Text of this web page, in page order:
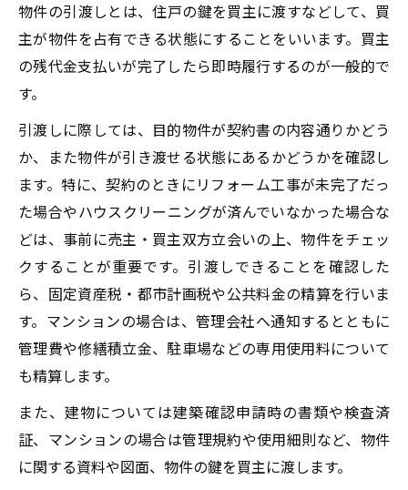
物件の引渡しとは、住戸の鍵を買主に渡すなどして、買
主が物件を占有できる状態にすることをいいます。買主
の残代金支払いが完了したら即時履行するのが一般的で
す。
引渡しに際しては、目的物件が契約書の内容通りかどう
か、また物件が引き渡せる状態にあるかどうかを確認し
ます。特に、契約のときにリフォーム工事が未完了だっ
た場合やハウスクリーニングが済んでいなかった場合な
どは、事前に売主・買主双方立会いの上、物件をチェッ
クすることが重要です。引渡しできることを確認した
ら、固定資産税・都市計画税や公共料金の精算を行いま
す。マンションの場合は、管理会社へ通知するとともに
管理費や修繕積立金、駐車場などの専用使用料について
も精算します。
また、建物については建築確認申請時の書類や検査済
証、マンションの場合は管理規約や使用細則など、物件
に関する資料や図面、物件の鍵を買主に渡します。